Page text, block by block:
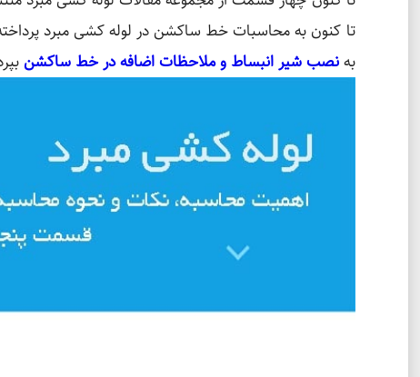
تا کنون به محاسبات خط ساکشن در لوله کشی مبرد
بهنصب شیر انبساط و ملاحظات اضافه در خط ساکشن